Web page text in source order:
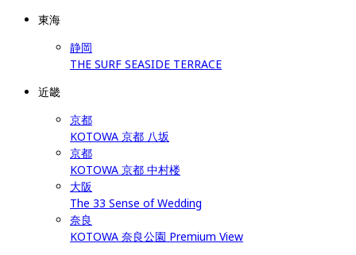
東海
静岡
THE SURF SEASIDE TERRACE
近畿
京都
KOTOWA 京都 八坂
京都
KOTOWA 京都 中村楼
大阪
The 33 Sense of Wedding
奈良
KOTOWA 奈良公園 Premium View